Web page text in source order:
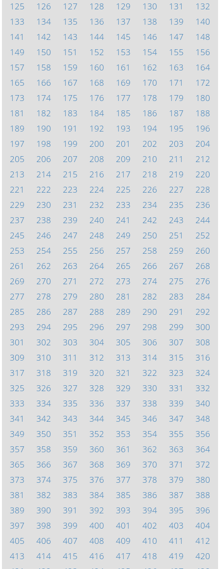
125
126 127 128 129 130 131
132
133
134 135 136 137 138 139
140
141
142 143 144 145 146 147
148
149
150 151 152 153 154 155
156
157
158 159 160 161 162 163
164
165
166 167 168 169 170 171
172
173
174 175 176 177 178 179
180
181
182 183 184 185 186 187
188
189
190 191 192 193 194 195
196
197
198 199 200 201 202 203
204
205
206 207 208 209 210 211
212
213
214 215 216 217 218 219
220
221
222 223 224 225 226 227
228
229
230 231 232 233 234 235
236
237
238 239 240 241 242 243
244
245
246 247 248 249 250 251
252
253
254 255 256 257 258 259
260
261
262 263 264 265 266 267
268
269
270 271 272 273 274 275
276
277
278 279 280 281 282 283
284
285
286 287 288 289 290 291
292
293
294 295 296 297 298 299
300
301
302 303 304 305 306 307
308
309
310 311 312 313 314 315
316
317
318 319 320 321 322 323
324
325
326 327 328 329 330 331
332
333
334 335 336 337 338 339
340
341
342 343 344 345 346 347
348
349
350 351 352 353 354 355
356
357
358 359 360 361 362 363
364
365
366 367 368 369 370 371
372
373
374 375 376 377 378 379
380
381
382 383 384 385 386 387
388
389
390 391 392 393 394 395
396
397
398 399 400 401 402 403
404
405
406 407 408 409 410 411
412
413
414 415 416 417 418 419
420